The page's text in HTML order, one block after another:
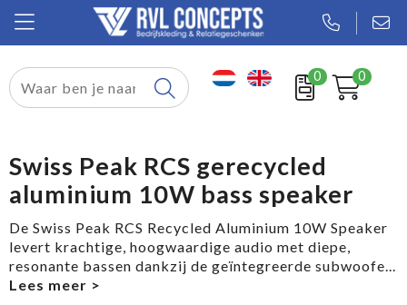
0 0
Relatiegeschenken
Tassen
Sport
Werkkleding
Swiss Peak RCS gerecycled
aluminium 10W bass speaker
De Swiss Peak RCS Recycled Aluminium 10W Speaker
levert krachtige, hoogwaardige audio met diepe,
resonante bassen dankzij de geïntegreerde subwoofe...